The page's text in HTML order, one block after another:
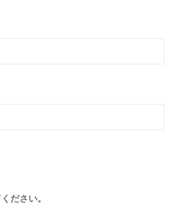
ださい。